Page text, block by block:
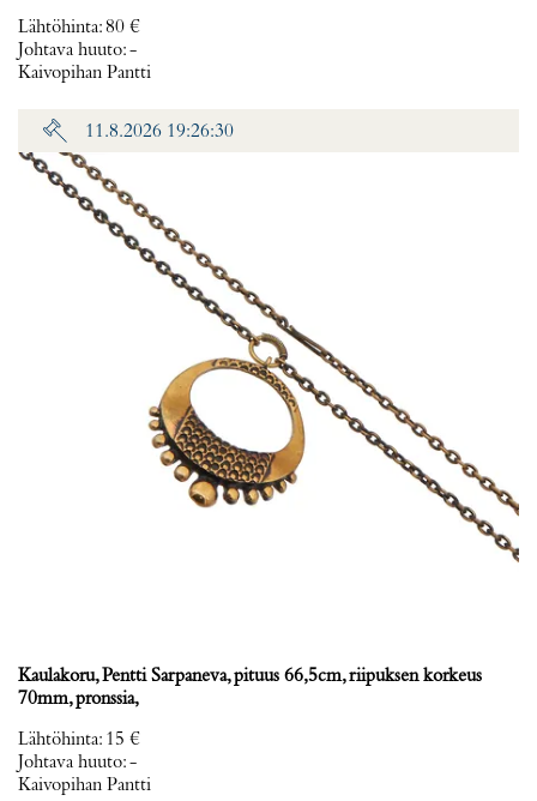
Lähtöhinta:80 €
Johtava huuto:-
Kaivopihan Pantti
11.8.2026 19:26:30
Kaulakoru, Pentti Sarpaneva, pituus 66,5cm, riipuksen korkeus
70mm, pronssia,
Lähtöhinta: 15 €
Johtava huuto:-
Kaivopihan Pantti